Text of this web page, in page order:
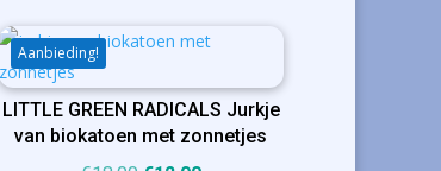
Aanbieding!
LITTLE GREEN RADICALS Jurkje
van biokatoen met zonnetjes